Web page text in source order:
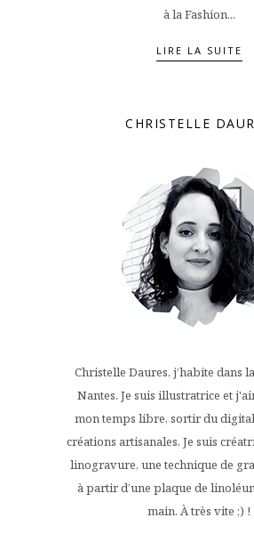
à la Fashion...
LIRE LA SUITE
CHRISTELLE
Christelle Daures, j’habite dans
Nantes. Je suis illustratrice et
mon temps libre, sortir du
créations artisanales. Je suis
linogravure, une technique de
à partir d’une plaque de
main. À très vite ;) !